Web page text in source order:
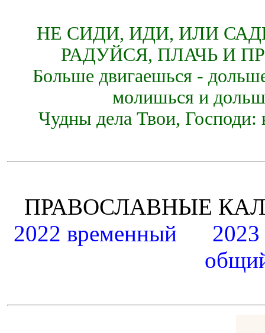
НЕ СИДИ, ИДИ, ИЛИ
РАДУЙСЯ, ПЛАЧЬ И
Больше двигаешься -
молишься и
Чудны дела Твои, Господи:
ПРАВОСЛАВНЫЕ
2022 временный